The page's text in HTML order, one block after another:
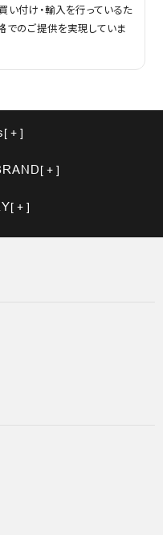
い付け・輸入を行っているた
でのご提供を実現していま